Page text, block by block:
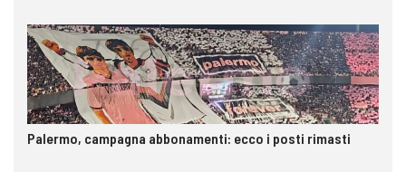
Palermo, campagna abbonamenti: ecco i posti rimasti